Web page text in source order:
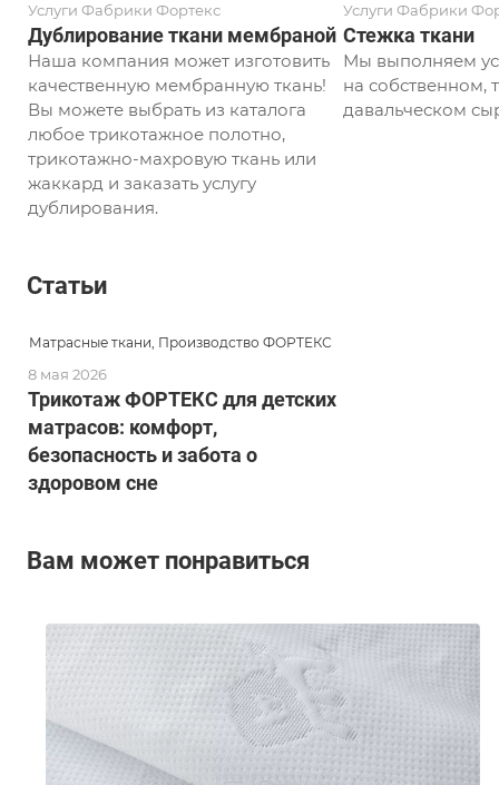
Услуги Фабрики Фортекс
Дублирование ткани мембраной
Наша компания может изготовить
качественную мембранную ткань!
Вы можете выбрать из каталога
любое трикотажное полотно,
трикотажно-махровую ткань или
жаккард и заказать услугу
дублирования.
Услуги Фабрики
Стежка ткани
Мы выполняем
на собственном,
давальческом
Статьи
Матрасные ткани, Производство ФОРТЕКС
8 мая 2026
Трикотаж ФОРТЕКС для детских
матрасов: комфорт,
безопасность и забота о
здоровом сне
Вам может понравиться